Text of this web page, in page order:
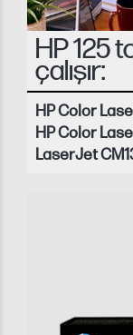
HP 125
çalışır:
HP Color
HP Color
LaserJet